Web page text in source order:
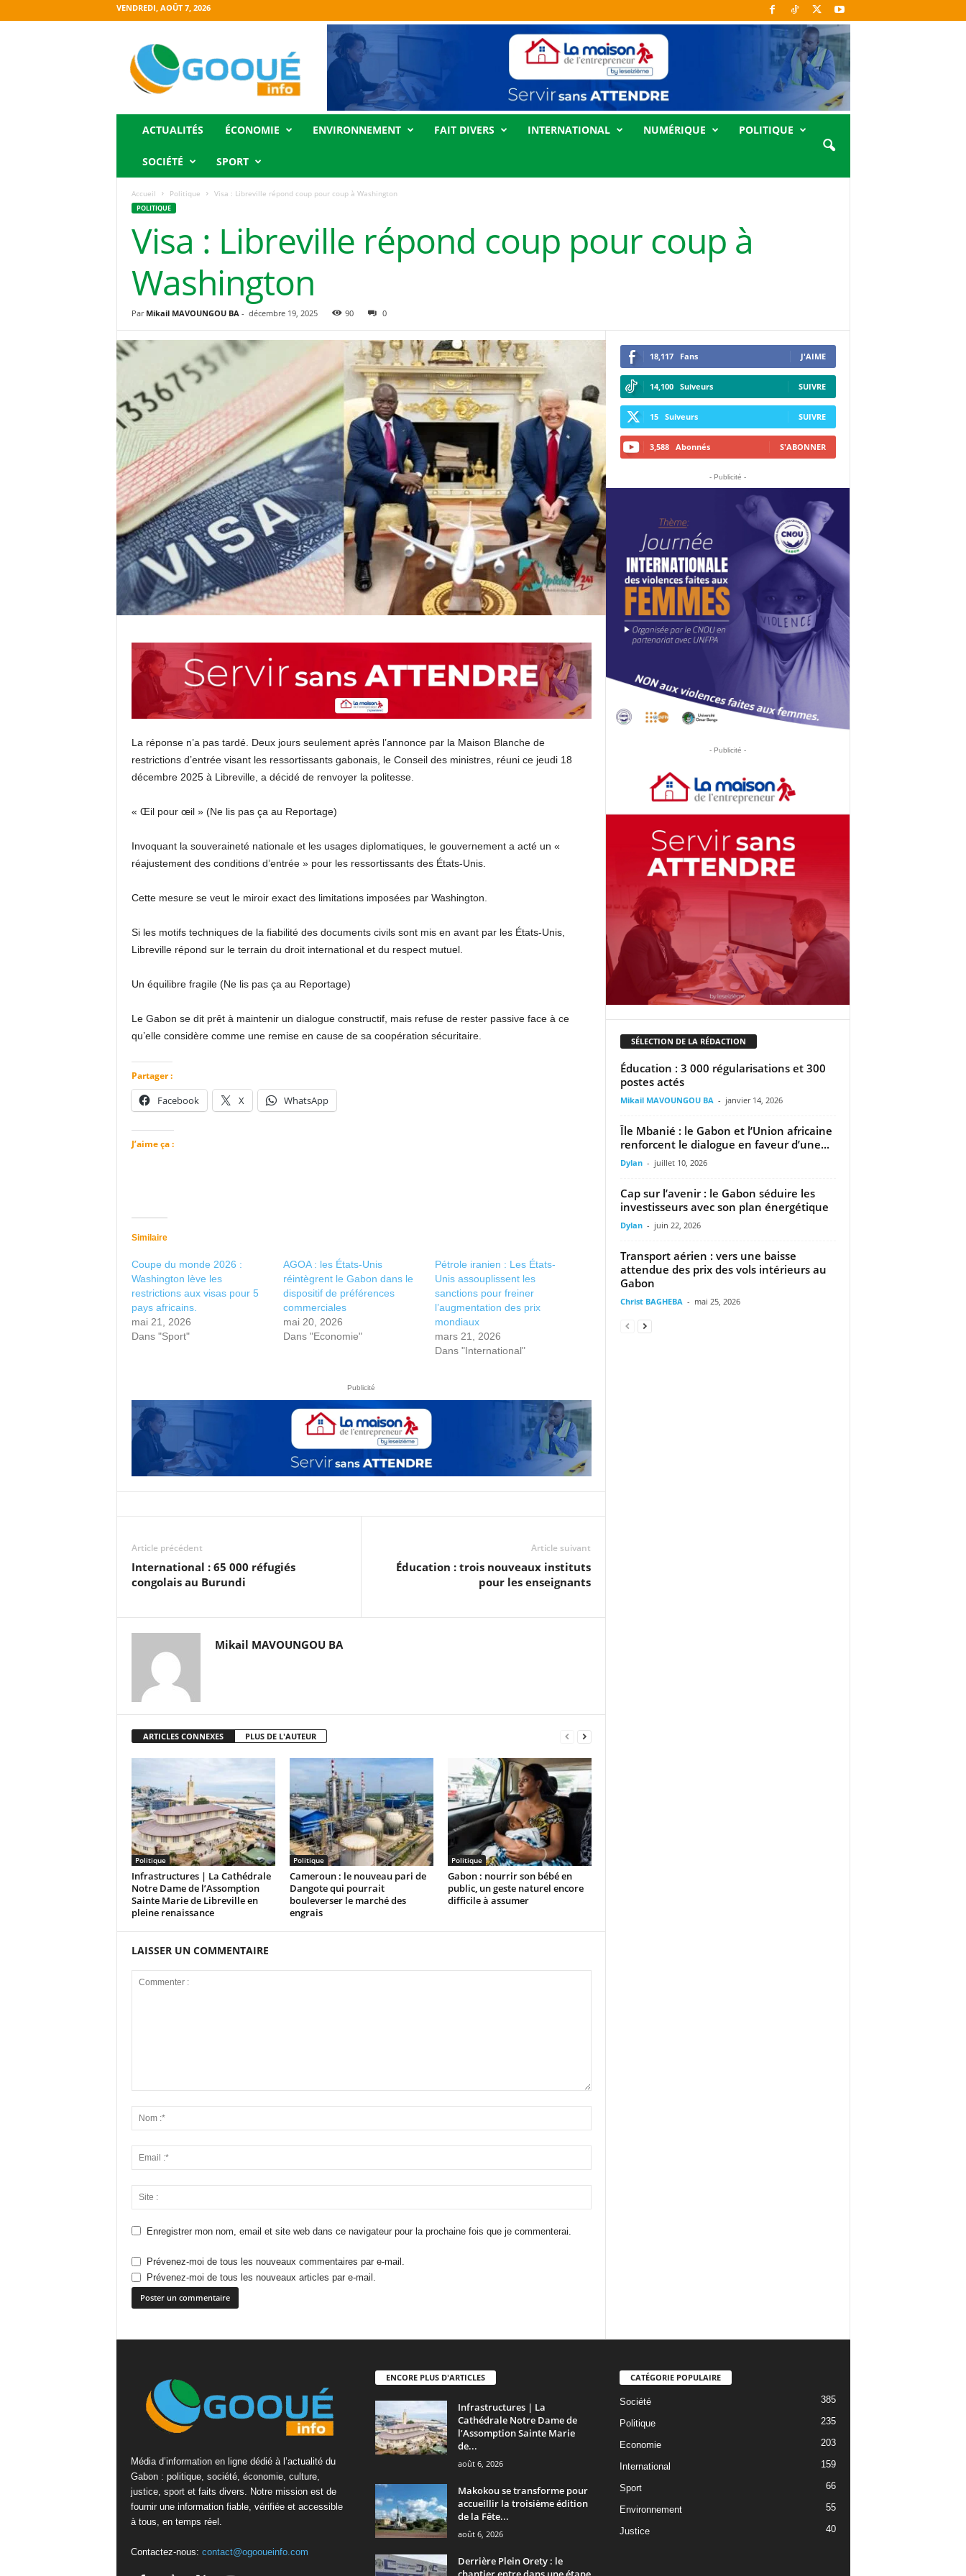
VENDREDI, AOÛT 7, 2026
ACTUALITÉS ÉCONOMIE ENVIRONNEMENT FAIT DIVERS INTERNATIONAL NUMÉRIQUE POLITIQUE
SOCIÉTÉ SPORT
Accueil Politique Visa : Libreville répond coup pour coup à Washington
POLITIQUE
Visa : Libreville répond coup pour coup à
Washington
Par Mikail MAVOUNGOU BA- décembre 19, 2025 90 0
La réponse n’a pas tardé. Deux jours seulement après l’annonce par la Maison Blanche de
restrictions d’entrée visant les ressortissants gabonais, le Conseil des ministres, réuni ce jeudi 18
décembre 2025 à Libreville, a décidé de renvoyer la politesse.
« Œil pour œil » (Ne lis pas ça au Reportage)
Invoquant la souveraineté nationale et les usages diplomatiques, le gouvernement a acté un «
réajustement des conditions d’entrée » pour les ressortissants des États-Unis.
Cette mesure se veut le miroir exact des limitations imposées par Washington.
Si les motifs techniques de la fiabilité des documents civils sont mis en avant par les États-Unis,
Libreville répond sur le terrain du droit international et du respect mutuel.
Un équilibre fragile (Ne lis pas ça au Reportage)
Le Gabon se dit prêt à maintenir un dialogue constructif, mais refuse de rester passive face à ce
qu’elle considère comme une remise en cause de sa coopération sécuritaire.
Partager :
Facebook X WhatsApp
J’aime ça :
Similaire
Coupe du monde 2026 :
Washington lève les
restrictions aux visas pour 5
pays africains.
mai 21, 2026
Dans "Sport"
AGOA : les États-Unis
réintègrent le Gabon dans le
dispositif de préférences
commerciales
mai 20, 2026
Dans "Economie"
Pétrole iranien : Les États-
Unis assouplissent les
sanctions pour freiner
l’augmentation des prix
mondiaux
mars 21, 2026
Dans "International"
Publicité
Article précédent
International : 65 000 réfugiés
congolais au Burundi
Article suivant
Éducation : trois nouveaux instituts
pour les enseignants
Mikail MAVOUNGOU BA
ARTICLES CONNEXES PLUS DE L'AUTEUR
Politique
Infrastructures | La Cathédrale
Notre Dame de l’Assomption
Sainte Marie de Libreville en
pleine renaissance
Politique
Cameroun : le nouveau pari de
Dangote qui pourrait
bouleverser le marché des
engrais
Politique
Gabon : nourrir son bébé en
public, un geste naturel encore
difficile à assumer
LAISSER UN COMMENTAIRE
Enregistrer mon nom, email et site web dans ce navigateur pour la prochaine fois que je commenterai.
Prévenez-moi de tous les nouveaux commentaires par e-mail.
Prévenez-moi de tous les nouveaux articles par e-mail.
18,117 Fans J'AIME
14,100 Suiveurs SUIVRE
15 Suiveurs SUIVRE
3,588 Abonnés S'ABONNER
- Publicité -
- Publicité -
SÉLECTION DE LA RÉDACTION
Éducation : 3 000 régularisations et 300
postes actés
Mikail MAVOUNGOU BA - janvier 14, 2026
Île Mbanié : le Gabon et l’Union africaine
renforcent le dialogue en faveur d’une...
Dylan - juillet 10, 2026
Cap sur l’avenir : le Gabon séduire les
investisseurs avec son plan énergétique
Dylan - juin 22, 2026
Transport aérien : vers une baisse
attendue des prix des vols intérieurs au
Gabon
Christ BAGHEBA - mai 25, 2026
Média d’information en ligne dédié à l’actualité du
Gabon : politique, société, économie, culture,
justice, sport et faits divers. Notre mission est de
fournir une information fiable, vérifiée et accessible
à tous, en temps réel.
Contactez-nous: contact@ogooueinfo.com
ENCORE PLUS D'ARTICLES
Infrastructures | La
Cathédrale Notre Dame de
l’Assomption Sainte Marie
de...
août 6, 2026
Makokou se transforme pour
accueillir la troisième édition
de la Fête...
août 6, 2026
Derrière Plein Orety : le
CATÉGORIE POPULAIRE
Société 385
Politique 235
Economie 203
International 159
Sport 66
Environnement 55
Justice 40